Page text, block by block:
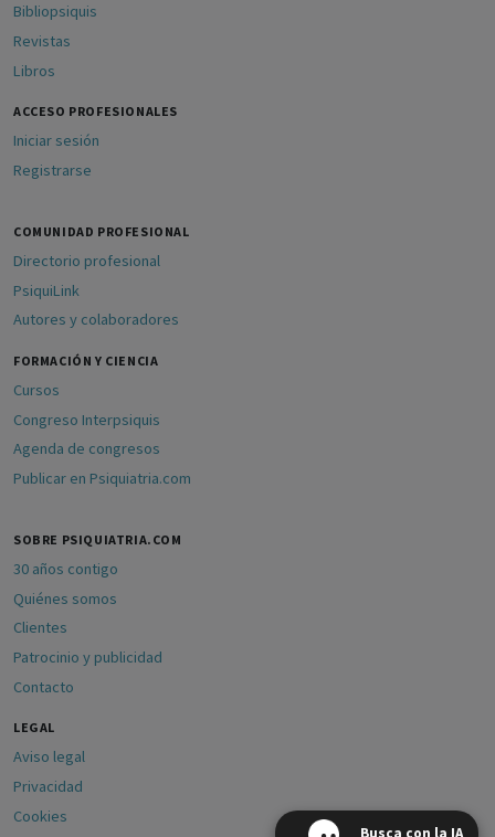
Busca con la IA
Bibliopsiquis
Revistas
Libros
ACCESO PROFESIONALES
Iniciar sesión
Registrarse
COMUNIDAD PROFESIONAL
Directorio profesional
PsiquiLink
Autores y colaboradores
FORMACIÓN Y CIENCIA
Cursos
Congreso Interpsiquis
Agenda de congresos
Publicar en Psiquiatria.com
SOBRE PSIQUIATRIA.COM
30 años contigo
Quiénes somos
Clientes
Patrocinio y publicidad
Contacto
LEGAL
Aviso legal
Privacidad
Cookies